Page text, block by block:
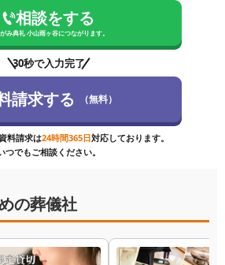
相談をする
み典礼 小山雨ヶ谷につながります。
30秒で入力完了
請求する （無料）
料請求は24時間365日対応しております。
つでもご相談ください。
の葬儀社